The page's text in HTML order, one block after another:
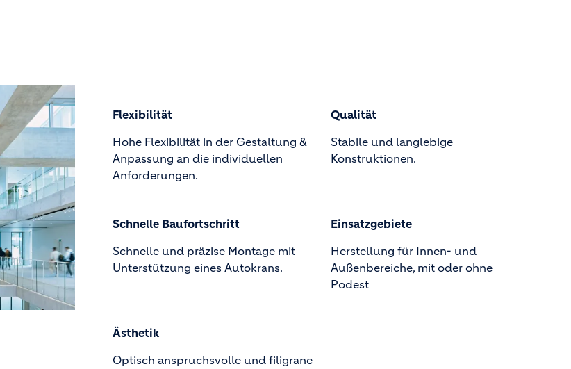
Flexibilität
Hohe Flexibilität in der Gestaltung &
Anpassung an die individuellen
Anforderungen.
Schnelle Baufortschritt
Schnelle und präzise Montage mit
Unterstützung eines Autokrans.
Ästhetik
Optisch anspruchsvolle und filigrane
Qualität
Stabile und langlebige
Konstruktionen.
Einsatzgebiete
Herstellung für Innen- und
Außenbereiche, mit oder ohne
Podest